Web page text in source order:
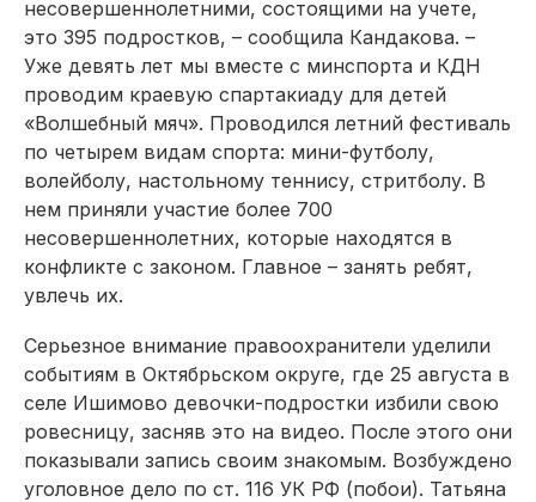
несовершеннолетними, состоящими на учете,
это 395 подростков, – сообщила Кандакова. –
Уже девять лет мы вместе с минспорта и КДН
проводим краевую спартакиаду для детей
«Волшебный мяч». Проводился летний фестиваль
по четырем видам спорта: мини-футболу,
волейболу, настольному теннису, стритболу. В
нем приняли участие более 700
несовершеннолетних, которые находятся в
конфликте с законом. Главное – занять ребят,
увлечь их.
Серьезное внимание правоохранители уделили
событиям в Октябрьском округе, где 25 августа в
селе Ишимово девочки-подростки избили свою
ровесницу, засняв это на видео. После этого они
показывали запись своим знакомым. Возбуждено
уголовное дело по ст. 116 УК РФ (побои). Татьяна